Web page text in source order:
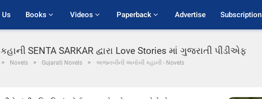
Books Videos Paperback Advertise Subscription
SENTA SARKAR દ્વારા Love Stories માં ગુજરાતી પીડીએફ
Novels Gujarati Novels અજનબીની અનોખી કહાની - Novels